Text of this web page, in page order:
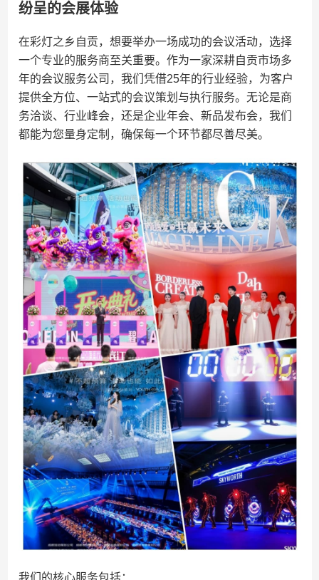
纷呈的会展体验
在彩灯之乡自贡，想要举办一场成功的会议活动，选择
一个专业的服务商至关重要。作为一家深耕自贡市场多
年的会议服务公司，我们凭借25年的行业经验，为客户
提供全方位、一站式的会议策划与执行服务。无论是商
务洽谈、行业峰会，还是企业年会、新品发布会，我们
都能为您量身定制，确保每一个环节都尽善尽美。
我们的核心服务包括：